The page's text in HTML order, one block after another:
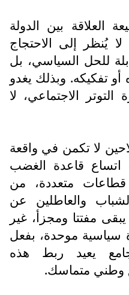
العلاقة بين الدولة
يُنظر إلى الاحتجاج
للحل السياسي، بل
أو تفكيكه. وبذلك يغدو
الاجتماعي، لا
لا تكمن في واقعة
اتساع قاعدة الغضب
قطاعات متعددة، من
والعاطلين عن
مفتتا ومجزأ، غير
سياسية موحدة، بفعل
يعيد ربط هذه
وطني متماسك.